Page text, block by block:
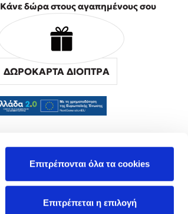
Επιτρέπονται όλα τα cookies
Επιτρέπεται η επιλογή
Κάνε δώρα στους αγαπημένους σου
ΔΩΡΟΚΑΡΤΑ ΔΙΟΠΤΡΑ